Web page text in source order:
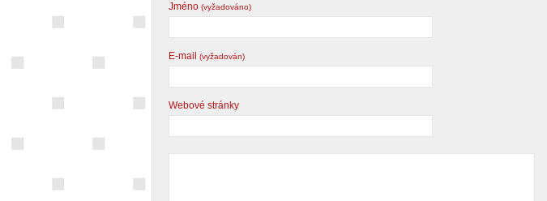
Jméno (vyžadováno)
E-mail (vyžadován)
Webové stránky